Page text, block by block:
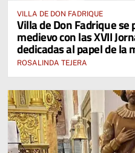
VILLA DE DON FADRIQUE
Villa de Don Fadrique
medievo con las XVII
dedicadas al papel de la
ROSALINDA TEJERA